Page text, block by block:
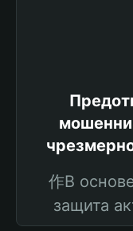
作В
защита